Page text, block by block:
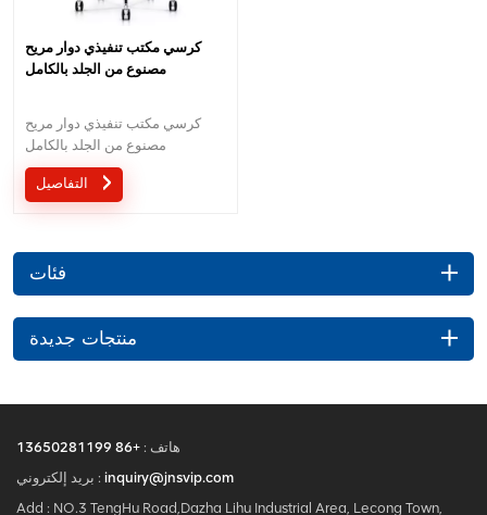
كرسي مكتب تنفيذي دوار مريح
مصنوع من الجلد بالكامل
كرسي مكتب تنفيذي دوار مريح
مصنوع من الجلد بالكامل
فئات
منتجات جديدة
هاتف : +86 13650281199
بريد إلكتروني : inquiry@jnsvip.com
Add : NO.3 TengHu Road,Dazha Lihu Industrial Area, Lecong Town,